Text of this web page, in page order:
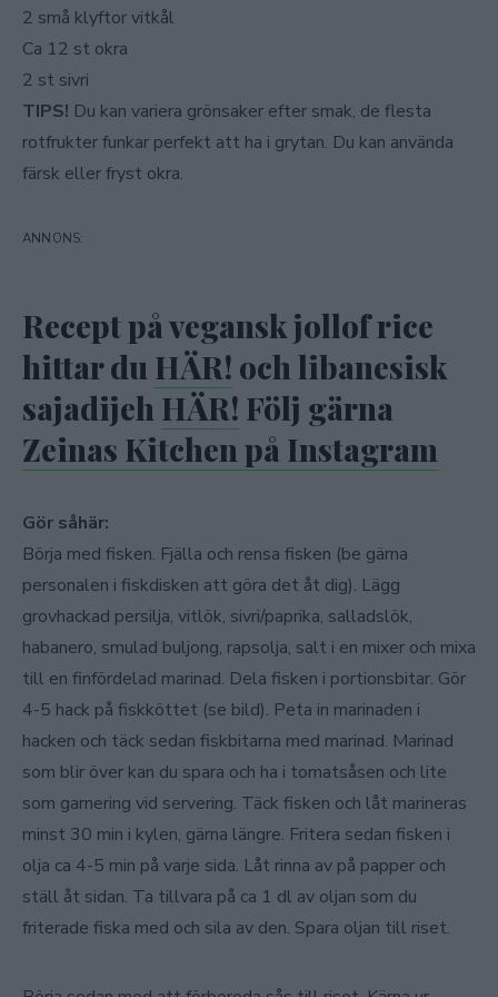
2 små klyftor vitkål
Ca 12 st okra
2 st sivri
TIPS! Du kan variera grönsaker efter smak, de flesta
rotfrukter funkar perfekt att ha i grytan. Du kan använda
färsk eller fryst okra.
Recept på vegansk jollof rice
hittar du HÄR! och libanesisk
sajadijeh HÄR! Följ gärna
Zeinas Kitchen på Instagram
Gör såhär:
Börja med fisken. Fjälla och rensa fisken (be gärna
personalen i fiskdisken att göra det åt dig). Lägg
grovhackad persilja, vitlök, sivri/paprika, salladslök,
habanero, smulad buljong, rapsolja, salt i en mixer och mixa
till en finfördelad marinad. Dela fisken i portionsbitar. Gör
4-5 hack på fiskköttet (se bild). Peta in marinaden i
hacken och täck sedan fiskbitarna med marinad. Marinad
som blir över kan du spara och ha i tomatsåsen och lite
som garnering vid servering. Täck fisken och låt marineras
minst 30 min i kylen, gärna längre. Fritera sedan fisken i
olja ca 4-5 min på varje sida. Låt rinna av på papper och
ställ åt sidan. Ta tillvara på ca 1 dl av oljan som du
friterade fiska med och sila av den. Spara oljan till riset.